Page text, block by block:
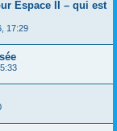
Espace II – qui est
17:29